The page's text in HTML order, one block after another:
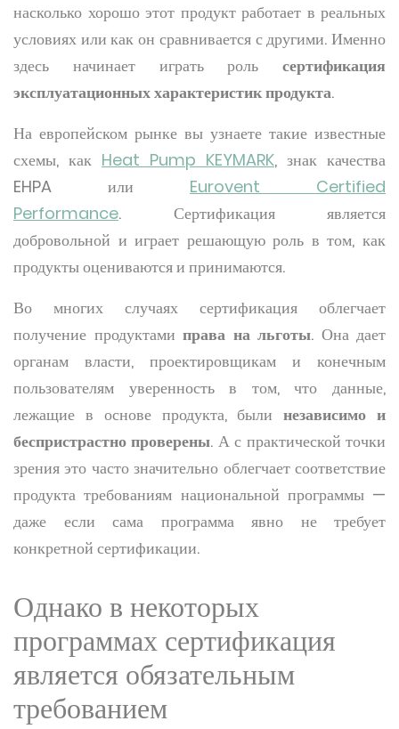
насколько хорошо этот продукт работает в реальных
условиях или как он сравнивается с другими. Именно
здесь начинает играть роль сертификация
эксплуатационных характеристик продукта.
На европейском рынке вы узнаете такие известные
схемы, как Heat Pump KEYMARK, знак качества
EHPA или Eurovent Certified
Performance. Сертификация является
добровольной и играет решающую роль в том, как
продукты оцениваются и принимаются.
Во многих случаях сертификация облегчает
получение продуктами права на льготы. Она дает
органам власти, проектировщикам и конечным
пользователям уверенность в том, что данные,
лежащие в основе продукта, былинезависимо и
беспристрастно проверены. А с практической точки
зрения это часто значительно облегчает соответствие
продукта требованиям национальной программы —
даже если сама программа явно не требует
конкретной сертификации.
Однако в некоторых
программах сертификация
является обязательным
требованием